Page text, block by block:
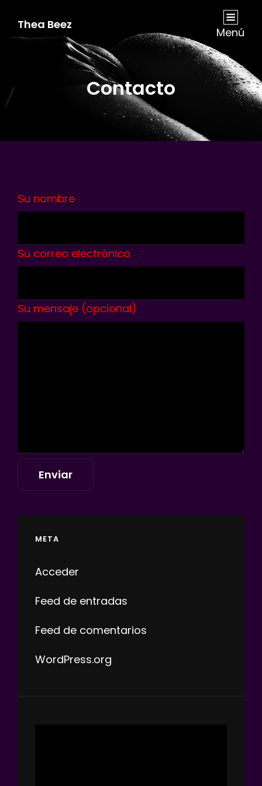
Thea Beez
Menú
Contacto
Su nombre
Su correo electrónico
Su mensaje (opcional)
META
Acceder
Feed de entradas
Feed de comentarios
WordPress.org